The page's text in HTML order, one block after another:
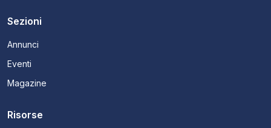
Sezioni
Annunci
Eventi
Magazine
Risorse